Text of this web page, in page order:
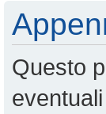
Questo